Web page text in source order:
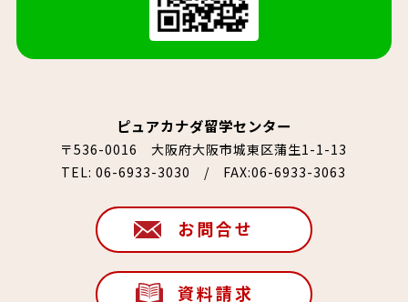
ピュアカナダ留学センター
〒536-0016 大阪府大阪市城東区蒲生1-1-13
TEL:06-6933-3030 / FAX:06-6933-3063
お問合せ
資料請求